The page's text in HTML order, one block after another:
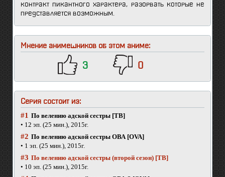
контракт пикантного характера, разорвать которые не
представляется возможным.
Мнение анимешников об этом аниме:
3 0
Серия состоит из:
#1 По велению адской сестры [ТВ]
• 12 эп. (25 мин.), 2015г.
#2 По велению адской сестры ОВА [OVA]
• 1 эп. (25 мин.), 2015г.
#3 По велению адской сестры (второй сезон) [ТВ]
• 10 эп. (25 мин.), 2015г.